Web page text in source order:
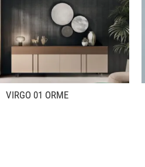
VIRGO 01 ORME